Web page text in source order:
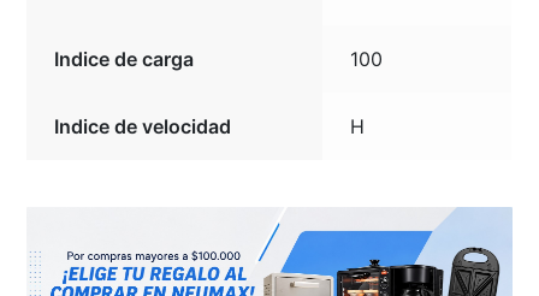
Indice de carga 100
Indice de velocidad H